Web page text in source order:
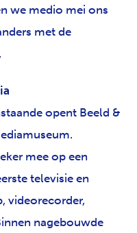
we medio mei ons
met de
opent Beeld &
mee op een
televisie en
videorecorder,
nagebouwde